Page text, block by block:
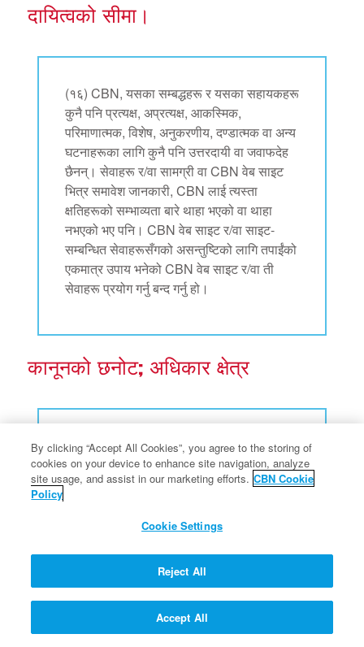
दायित्वको सीमा।
(१६) CBN, यसका सम्बद्धहरू र यसका सहायकहरू
कुनै पनि प्रत्यक्ष, अप्रत्यक्ष, आकस्मिक,
परिमाणात्मक, विशेष, अनुकरणीय, दण्डात्मक वा अन्य
घटनाहरूका लागि कुनै पनि उत्तरदायी वा जवाफदेह
छैनन्। सेवाहरू र/वा सामग्री वा CBN वेब साइट
भित्र समावेश जानकारी, CBN लाई त्यस्ता
क्षतिहरूको सम्भाव्यता बारे थाहा भएको वा थाहा
नभएको भए पनि। CBN वेब साइट र/वा साइट-
सम्बन्धित सेवाहरूसँगको असन्तुष्टिको लागि तपाईंको
एकमात्र उपाय भनेको CBN वेब साइट र/वा ती
सेवाहरू प्रयोग गर्नु बन्द गर्नु हो।
कानूनको छनोट; अधिकार क्षेत्र
(१७) यो सम्झौता विधायिकाको द्वन्द्वको ख्याल नगरी,
भर्जिनिया, संयुक्त राज्य अमेरिकाको कमनवेल्थको
कानून अनुसार नियन्त्रित र निर्माण हुनेछ। यस
पनि कार्य वा कार्यवाहीको लागि एकमात्र र अनन्य
By clicking “Accept All Cookies”, you agree to the storing of
cookies on your device to enhance site navigation, analyze
site usage, and assist in our marketing efforts. CBN Cookie
Policy
Cookie Settings
Reject All
Accept All